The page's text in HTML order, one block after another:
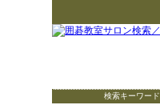
検索キーワード